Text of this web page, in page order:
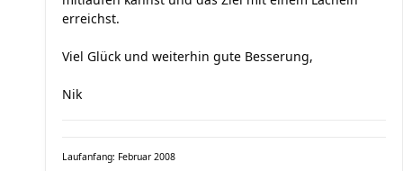
erreichst.
Viel Glück und weiterhin gute Besserung,
Nik
Laufanfang: Februar 2008